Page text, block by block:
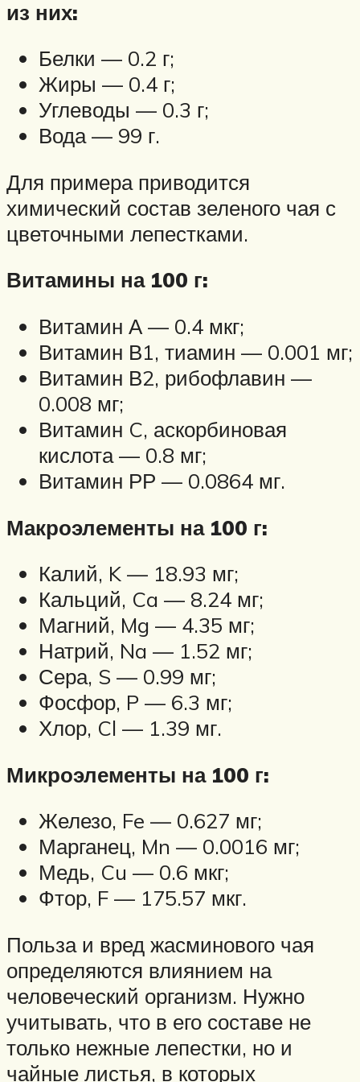
из них:
Белки — 0.2 г;
Жиры — 0.4 г;
Углеводы — 0.3 г;
Вода — 99 г.
Для примера приводится
химический состав зеленого чая с
цветочными лепестками.
Витамины на 100 г:
Витамин А — 0.4 мкг;
Витамин В1, тиамин — 0.001 мг;
Витамин В2, рибофлавин —
0.008 мг;
Витамин C, аскорбиновая
кислота — 0.8 мг;
Витамин РР — 0.0864 мг.
Макроэлементы на 100 г:
Калий, K — 18.93 мг;
Кальций, Ca — 8.24 мг;
Магний, Mg — 4.35 мг;
Натрий, Na — 1.52 мг;
Сера, S — 0.99 мг;
Фосфор, P — 6.3 мг;
Хлор, Cl — 1.39 мг.
Микроэлементы на 100 г:
Железо, Fe — 0.627 мг;
Марганец, Mn — 0.0016 мг;
Медь, Cu — 0.6 мкг;
Фтор, F — 175.57 мкг.
Польза и вред жасминового чая
определяются влиянием на
человеческий организм. Нужно
учитывать, что в его составе не
только нежные лепестки, но и
чайные листья, в которых